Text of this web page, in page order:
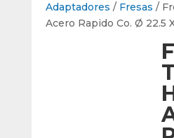
Adaptadores / Fresas /
Acero Rapido Co. Ø 22.5